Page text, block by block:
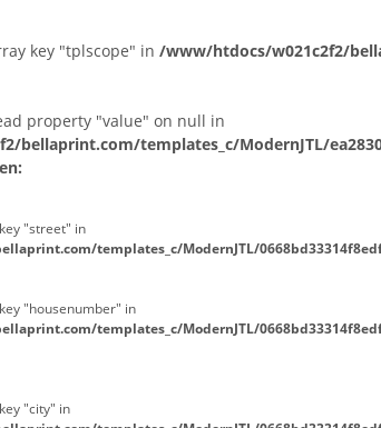
key "tplscope" in /www/htdocs/w021c2f2/
property "value" on null in
bellaprint.com/templates_c/ModernJTL/
"street" in
templates_c/ModernJTL/
"housenumber" in
templates_c/ModernJTL/
"city" in